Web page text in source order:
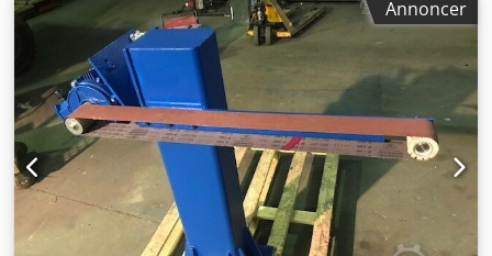
zinktrykstøbegods. Model: RSE-01.2014-350.1200.4.3500
Kontaktskive: maks. Ø 400 mm Slibebåndslængde: 3500
mm Slibebåndsbredde: maks. 150 mm
Udsugningstilslutning: Ø 160 mm Dimensioner (LxBxH):
900 x 700 x 1800 mm Vægt: ca. 350 kg El-tilslutning: 3 x 400
V, 4 kW Tryklufttilslutning: 6 - 8 bar Crodpjgxug Tefx Ad Ief
Lydniveau: > 85 dB(A) Spindeldiameter: 35 mm Pude: 50
mm Båndslibeunit til slibebånd maks. 150 mm x 3500 mm,
med pneumatisk båndspænding, båndbrudskontrol, 4 kW
drev, frekvensstyret, til kontaktskiver maks. DM 350 mm x
150 mm, driv- og omløbsruller, med pude på 50 mm.
Annoncer